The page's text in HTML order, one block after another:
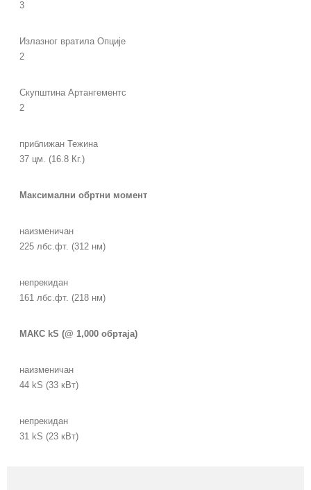
3
Излазног вратила Опције
2
Скупштина Артангементс
2
приближан Тежина
37 цм. (16.8 Кг.)
Максимални обртни момент
наизменичан
225 лбс.фт. (312 нм)
непрекидан
161 лбс.фт. (218 нм)
МАКС kS (@ 1,000 обртаја)
наизменичан
44 kS (33 кВт)
непрекидан
31 kS (23 кВт)